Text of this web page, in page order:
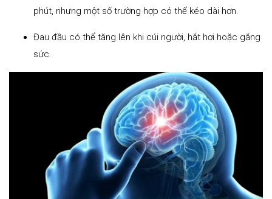
phút, nhưng một số trường hợp có thể kéo dài hơn.
Đau đầu có thể tăng lên khi cúi người, hắt hơi hoặc gắng
sức.